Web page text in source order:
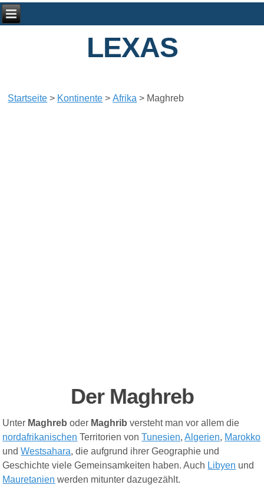
LEXAS
Startseite > Kontinente >Afrika > Maghreb
Der Maghreb
Unter Maghreb oder Maghrib versteht man vor allem die
nordafrikanischen Territorien vonTunesien,Algerien, Marokko
undWestsahara, die aufgrund ihrer Geographie und
Geschichte viele Gemeinsamkeiten haben. Auch Libyen und
Mauretanien werden mitunter dazugezählt.